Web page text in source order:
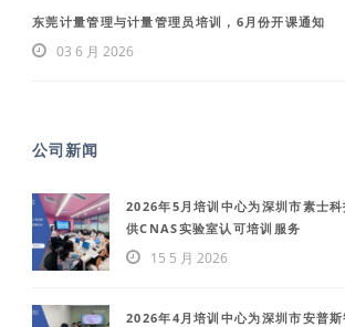
东莞计量管理与计量管理员培训，6月份开课通知
03 6 月 2026
公司新闻
2026年5月培训中心为深圳市素士
供CNAS实验室认可培训服务
15 5 月 2026
2026年4月培训中心为深圳市安普